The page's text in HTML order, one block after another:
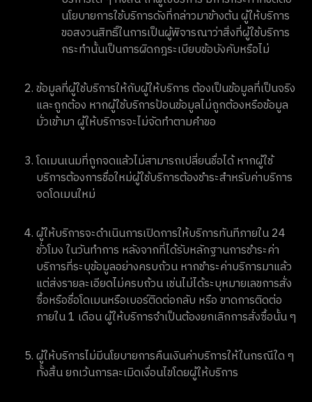
นโยบายการใช้บริการดังที่กล่าวมาข้างต้น ผู้ให้บริการ
ขอสงวนสิทธิ์ในการเป็นผู้พิจารณาว่าสิ่งที่ผู้ใช้บริการ
กระทำนั้นเป็นการผิดกฎระเบียบข้อบังคับหรือไม่
ข้อมูลที่ผู้ใช้บริการให้กับผู้ให้บริการ ต้องเป็นข้อมูลที่เป็นจริง
และถูกต้อง หากผู้ใช้บริการป้อนข้อมูลไม่ถูกต้องหรือข้อมูล
มั่วเข้ามา ผู้ให้บริการจะไม่จัดทำตามคำขอ
โดเมนเนมที่ถูกจดแล้วไม่สามารถเปลี่ยนชื่อได้ หากผู้ใช้
บริการต้องการชื่อใหม่ผู้ใช้บริการต้องชำระสำหรับค่าบริการ
จดโดเมนใหม่
ผู้ให้บริการจะดำเนินการเปิดการให้บริการทันทีภายใน 24
ชั่วโมง ในวันทำการ หลังจากที่ได้รับหลักฐานการชำระค่า
บริการที่ระบุข้อมูลอย่างครบถ้วน หากชำระค่าบริการมาแล้ว
แต่ส่งรายละเอียดไม่ครบถ้วน เช่นไม่ได้ระบุหมายเลขการสั่ง
ซื้อหรือชื่อโดเมนหรือเบอร์ติดต่อกลับ หรือ ขาดการติดต่อ
ภายใน 1 เดือน ผู้ให้บริการจำเป็นต้องยกเลิกการสั่งซื้อนั้น ๆ
ผู้ให้บริการไม่มีนโยบายการคืนเงินค่าบริการให้ในกรณีใด ๆ
ทั้งสิ้น ยกเว้นการละเมิดเงื่อนไขโดยผู้ให้บริการ